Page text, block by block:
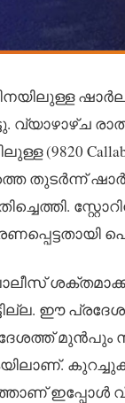
(9820
തുടർന്ന്
ഈ
പ്രദേശത്ത്
ഇപ്പോൾ